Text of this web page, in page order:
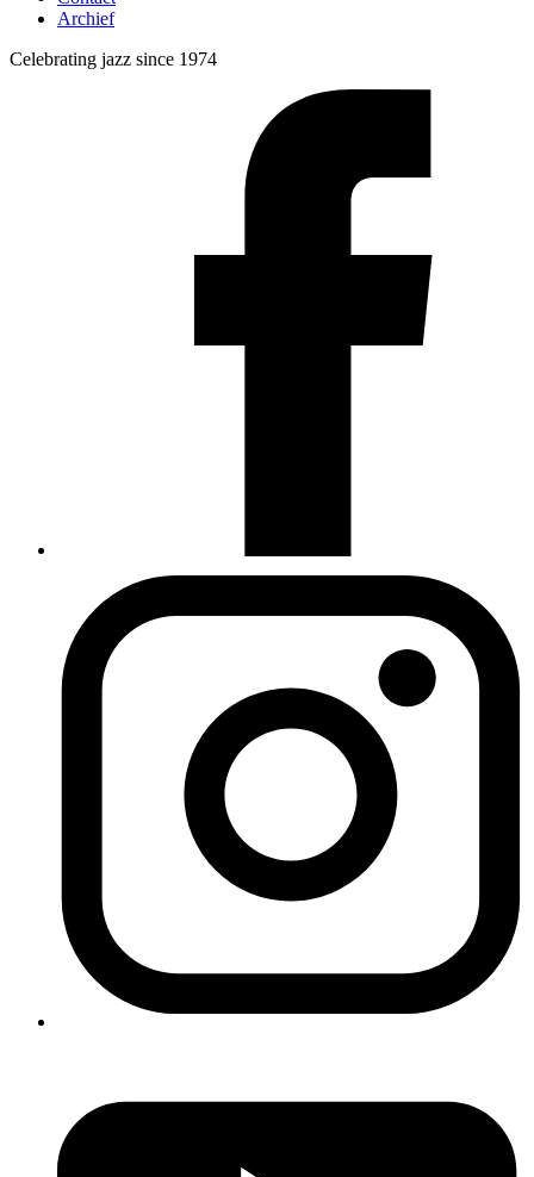
Archief
Celebrating jazz since 1974